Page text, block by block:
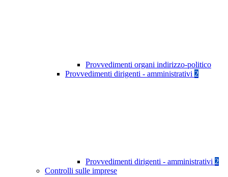
Provvedimenti organi indirizzo-politico
Provvedimenti dirigenti - amministrativi 2
Provvedimenti dirigenti - amministrativi 2
Controlli sulle imprese